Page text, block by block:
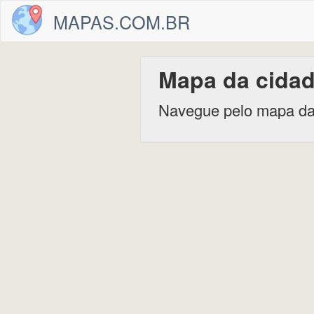
MAPAS.COM.BR
Mapa da
Navegue pelo mapa